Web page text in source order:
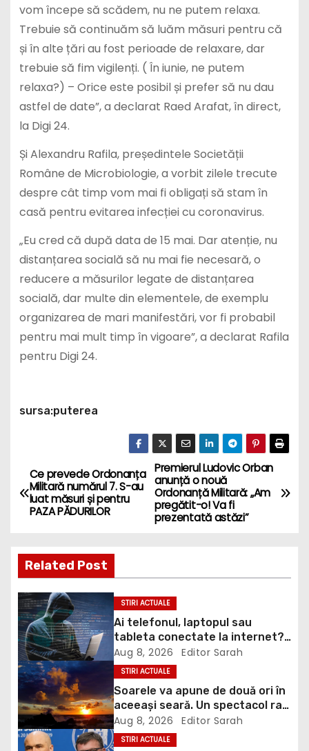
vom începe să scădem, nu ne putem relaxa.
Trebuie să continuăm să luăm măsuri pentru că
și în alte țări au fost perioade de relaxare, dar
trebuie să fim vigilenți. ( În iunie, ne putem
relaxa?) – Orice este posibil și prefer să nu dau
astfel de date”, a declarat Raed Arafat, în direct,
la Digi 24.
Și Alexandru Rafila, președintele Societății
Române de Microbiologie, a vorbit zilele trecute
despre cât timp vom mai fi obligați să stam în
casă pentru evitarea infecției cu coronavirus.
„Eu cred că după data de 15 mai. Dar atenție, nu
distanțarea socială să nu mai fie necesară, o
reducere a măsurilor legate de distanțarea
socială, dar multe din elementele, de exemplu
organizarea de mari manifestări, vor fi probabil
pentru mai mult timp în vigoare”, a declarat Rafila
pentru Digi 24.
sursa:puterea
P
o
t
n
a
v
i
g
a
Premierul Ludovic Orban
anunță o nouă
Ordonanță Militară: „Am
pregătit-o! Va fi
prezentată astăzi”
Ce prevede Ordonanța
Militară numărul 7. S-au
luat măsuri și pentru
PAZA PĂDURILOR
Related Post
STIRI ACTUALE
Ai telefonul, laptopul sau
tableta conectate la internet?
DNSC avertizează asupra unui
risc pe care mulți utilizatori îl
ignoră
Aug 8, 2026 Editor Sarah
STIRI ACTUALE
Soarele va apune de două ori în
aceeași seară. Un spectacol rar
va întrerupe liniștea unui sat
din Europa
Aug 8, 2026 Editor Sarah
STIRI ACTUALE